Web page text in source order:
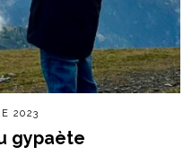
2023
gypaète